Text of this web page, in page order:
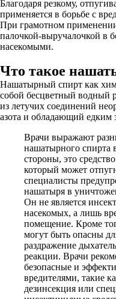
Благодаря резкому,
применяется в борьбе с
При грамотном
палочкой-выручалочкой в
насекомыми.
Что такое
Нашатырный спирт как
собой бесцветный водный
из летучих соединений
азота и обладающий едким
Врачи выражают
нашатырного спирта
стороны, это
который может
специалисты
нашатыря в
Он не является
насекомых, а лишь
помещение. Кроме
могут быть опасны
раздражение
реакции. Врачи
безопасные и
вредителями, такие
дезинсекция или